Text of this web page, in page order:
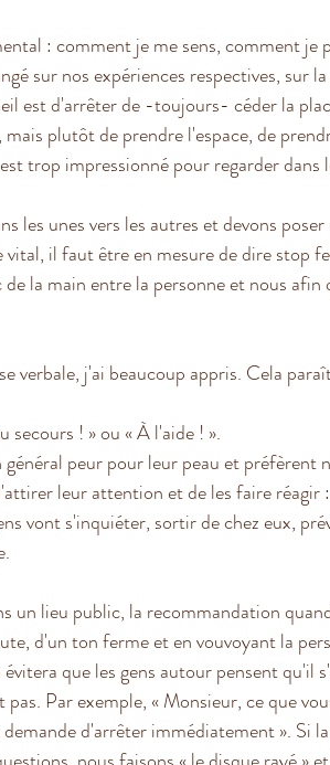
: comment je me sens, comment
sur nos expériences respectives, sur
est d'arrêter de -toujours- céder la
plutôt de prendre l'espace, de
trop impressionné pour regarder dans
les unes vers les autres et devons
il faut être en mesure de dire stop
la main entre la personne et nous afin
verbale, j'ai beaucoup appris. Cela
! » ou « À l'aide ! ».
général peur pour leur peau et préfèrent
leur attention et de les faire réagir
vont s'inquiéter, sortir de chez eux,
un lieu public, la recommandation
d'un ton ferme et en vouvoyant la
que les gens autour pensent qu'il
Par exemple, « Monsieur, ce que
d'arrêter immédiatement ». Si